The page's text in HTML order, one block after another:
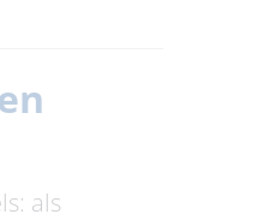
als